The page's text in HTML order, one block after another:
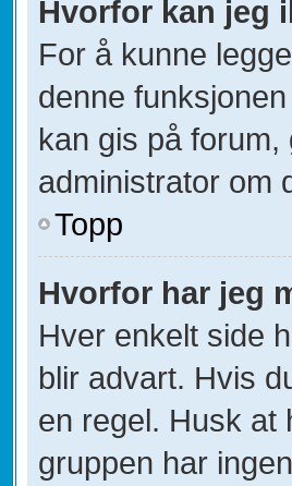
Hvorfor kan jeg
For å kunne
denne
kan gis på
administrator om
Topp
Hvorfor har jeg
Hver enkelt side
blir advart. Hvis
en regel. Husk at
gruppen har